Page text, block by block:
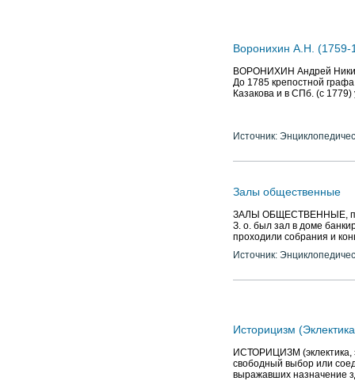
Воронихин А.Н. (1759-
ВОРОНИХИН Андрей
До 1785 крепостной
Казакова и в СПб. (с
Источник:
Залы общественные
ЗАЛЫ ОБЩЕСТВЕННЫЕ,
З. о. был зал в доме
проходили собрания и
Источник:
Историцизм
ИСТОРИЦИЗМ (эклектика,
свободный выбор или
выражавших назначение